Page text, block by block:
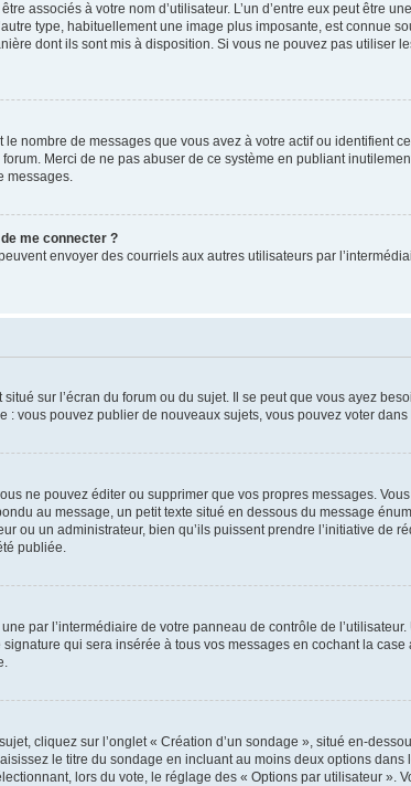
associés à votre nom d’utilisateur. L’un d’entre eux peut être
type, habituellement une image plus imposante, est connue
dont ils sont mis à disposition. Si vous ne pouvez pas utiliser
nombre de messages que vous avez à votre actif ou
Merci de ne pas abuser de ce système en publiant
messages.
me connecter ?
envoyer des courriels aux autres utilisateurs par
sur l’écran du forum ou du sujet. Il se peut que vous ayez
vous pouvez publier de nouveaux sujets, vous pouvez voter
ne pouvez éditer ou supprimer que vos propres messages.
au message, un petit texte situé en dessous du message
ou un administrateur, bien qu’ils puissent prendre l’initiative
publiée.
par l’intermédiaire de votre panneau de contrôle de
qui sera insérée à tous vos messages en cochant la
cliquez sur l’onglet « Création d’un sondage », situé en-
le titre du sondage en incluant au moins deux options
lors du vote, le réglage des « Options par utilisateur